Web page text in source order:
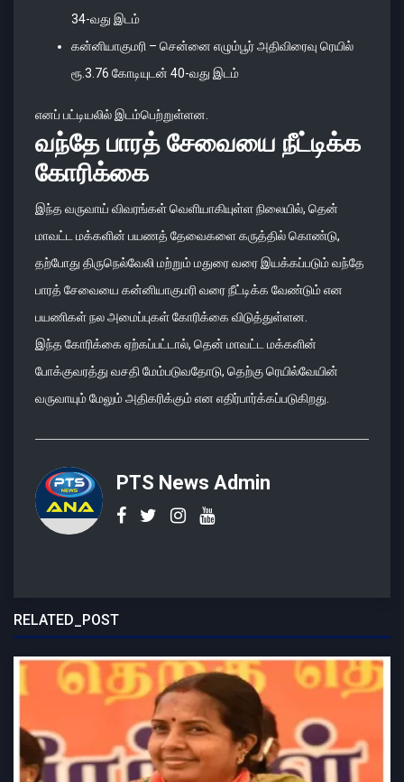
34-வது இடம்
கன்னியாகுமரி – சென்னை எழும்பூர் அதிவிரைவு ரெயில்
ரூ.3.76 கோடியுடன் 40-வது இடம்
எனப் பட்டியலில் இடம்பெற்றுள்ளன.
வந்தே பாரத் சேவையை நீட்டிக்க
கோரிக்கை
இந்த வருவாய் விவரங்கள் வெளியாகியுள்ள நிலையில், தென்
மாவட்ட மக்களின் பயணத் தேவைகளை கருத்தில் கொண்டு,
தற்போது திருநெல்வேலி மற்றும் மதுரை வரை இயக்கப்படும் வந்தே
பாரத் சேவையை கன்னியாகுமரி வரை நீட்டிக்க வேண்டும் என
பயணிகள் நல அமைப்புகள் கோரிக்கை விடுத்துள்ளன.
இந்த கோரிக்கை ஏற்கப்பட்டால், தென் மாவட்ட மக்களின்
போக்குவரத்து வசதி மேம்படுவதோடு, தெற்கு ரெயில்வேயின்
வருவாயும் மேலும் அதிகரிக்கும் என எதிர்பார்க்கப்படுகிறது.
PTS News Admin
RELATED_POST